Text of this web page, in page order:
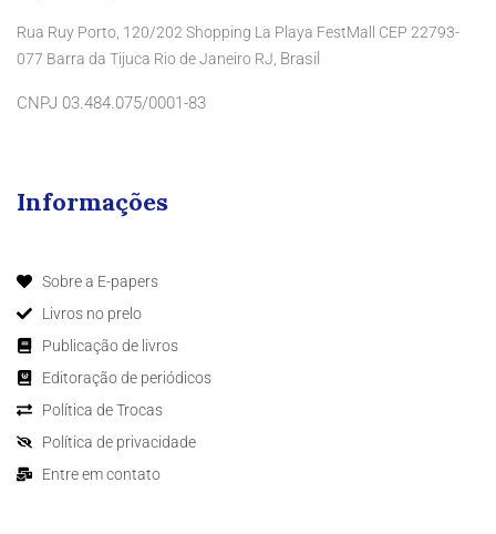
Rua Ruy Porto, 120/202 Shopping La Playa FestMall CEP 22793-
077 Barra da Tijuca Rio de Janeiro RJ, Brasil
CNPJ 03.484.075/0001-83
Informações
Sobre a E-papers
Livros no prelo
Publicação de livros
Editoração de periódicos
Política de Trocas
Política de privacidade
Entre em contato